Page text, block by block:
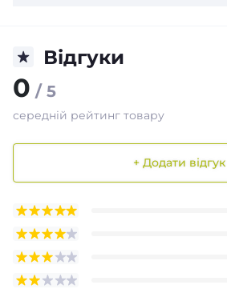
Відгуки
0 / 5
середній рейтинг товару
+ Додати відгук